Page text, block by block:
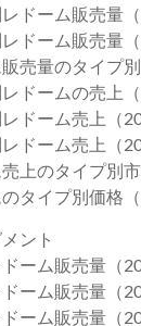
ドーム販売量（
ドーム販売量（
売量のタイプ
ドームの売上（
ドーム売上（
ドーム売上（
上のタイプ別
タイプ別価格（
ント
ーム販売量（
ーム販売量（
ーム販売量（